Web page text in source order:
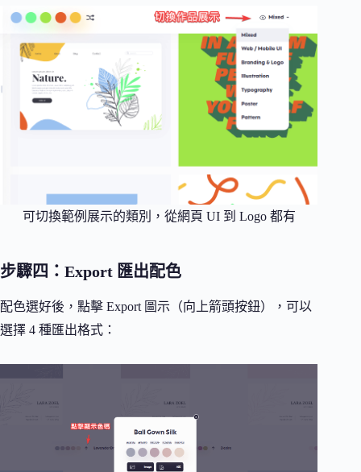
可切換範例展示的類別，從網頁 UI 到 Logo 都有
步驟四：Export 匯出配色
配色選好後，點擊 Export 圖示（向上箭頭按鈕），可以
選擇 4 種匯出格式：